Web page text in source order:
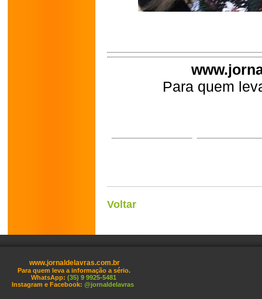
Para quem
Voltar
www.jornaldelavras.com.br
Para quem leva a informação a sério.
WhatsApp: (35) 9 9925-5481
Instagram e Facebook: @jornaldelavras